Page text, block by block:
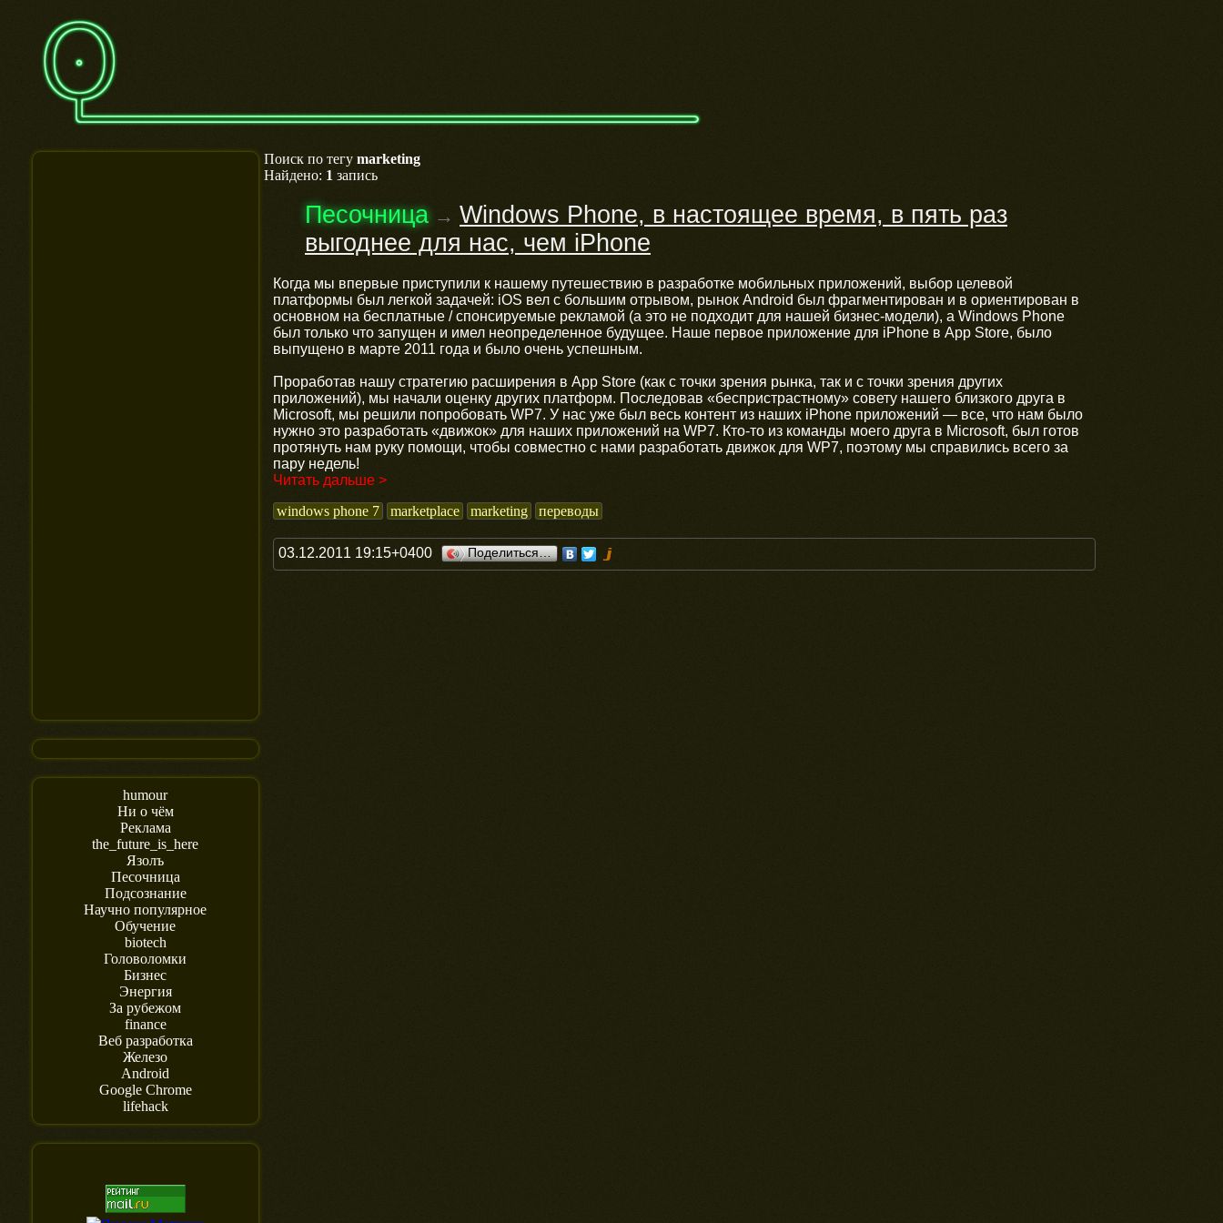
humour
Ни о чём
Реклама
the_future_is_here
Язолъ
Песочница
Подсознание
Научно популярное
Обучение
biotech
Головоломки
Бизнес
Энергия
За рубежом
finance
Веб разработка
Железо
Android
Google Chrome
lifehack
Поиск по тегу marketing
Найдено: 1 запись
Песочница→ Windows Phone, в настоящее время, в пять раз
выгоднее для нас, чем iPhone
Когда мы впервые приступили к нашему путешествию в разработке мобильных приложений, выбор целевой
платформы был легкой задачей: iOS вел с большим отрывом, рынок Android был фрагментирован и в ориентирован в
основном на бесплатные / спонсируемые рекламой (а это не подходит для нашей бизнес-модели), а Windows Phone
был только что запущен и имел неопределенное будущее. Наше первое приложение для iPhone в App Store, было
выпущено в марте 2011 года и было очень успешным.
Проработав нашу стратегию расширения в App Store (как с точки зрения рынка, так и с точки зрения других
приложений), мы начали оценку других платформ. Последовав «беспристрастному» совету нашего близкого друга в
Microsoft, мы решили попробовать WP7. У нас уже был весь контент из наших iPhone приложений — все, что нам было
нужно это разработать «движок» для наших приложений на WP7. Кто-то из команды моего друга в Microsoft, был готов
протянуть нам руку помощи, чтобы совместно с нами разработать движок для WP7, поэтому мы справились всего за
пару недель!
Читать дальше >
windows phone 7
marketplace marketing переводы
03.12.2011 19:15+0400 Поделиться…